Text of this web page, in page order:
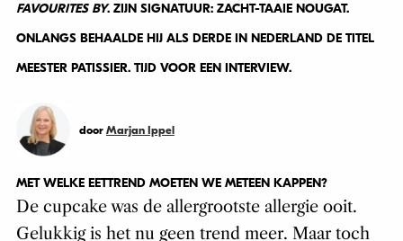
FAVOURITES BY. ZIJN SIGNATUUR: ZACHT-TAAIE NOUGAT.
ONLANGS BEHAALDE HIJ ALS DERDE IN NEDERLAND DE TITEL
MEESTER PATISSIER. TIJD VOOR EEN INTERVIEW.
door Marjan Ippel
MET WELKE EETTREND MOETEN WE METEEN KAPPEN?
De cupcake was de allergrootste allergie ooit.
Gelukkig is het nu geen trend meer. Maar toch